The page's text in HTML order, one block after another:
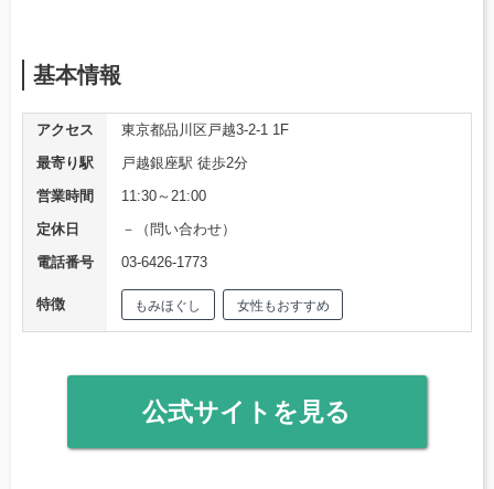
基本情報
アクセス
東京都品川区戸越3-2-1 1F
最寄り駅
戸越銀座駅 徒歩2分
営業時間
11:30～21:00
定休日
－（問い合わせ）
電話番号
03-6426-1773
特徴 もみほぐし 女性もおすすめ
公式サイトを見る